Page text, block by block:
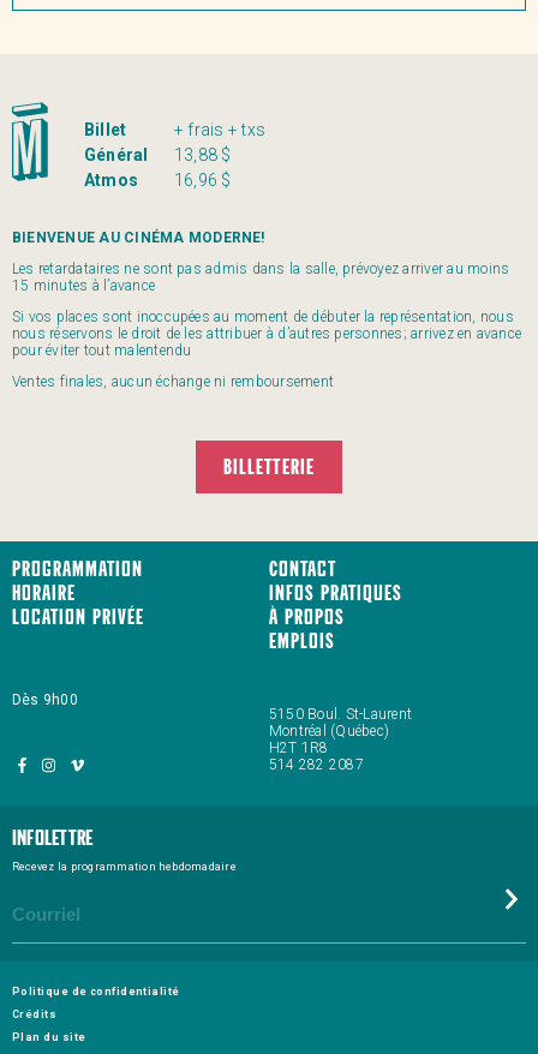
Billet
+ frais + txs
Général
13,88 $
Atmos
16,96 $
BIENVENUE AU CINÉMA MODERNE!
Les retardataires ne sont pas admis dans la salle, prévoyez arriver au moins
15 minutes à l’avance
Si vos places sont inoccupées au moment de débuter la représentation, nous
nous réservons le droit de les attribuer à d’autres personnes; arrivez en avance
pour éviter tout malentendu
Ventes finales, aucun échange ni remboursement
BILLETTERIE
Programmation
Horaire
Location privée
Contact
Infos pratiques
À propos
Emplois
5150 Boul. St-Laurent
Montréal (Québec)
H2T 1R8
514 282 2087
Dès 9h00
Infolettre
Recevez la programmation hebdomadaire
Politique de confidentialité
Crédits
Plan du site